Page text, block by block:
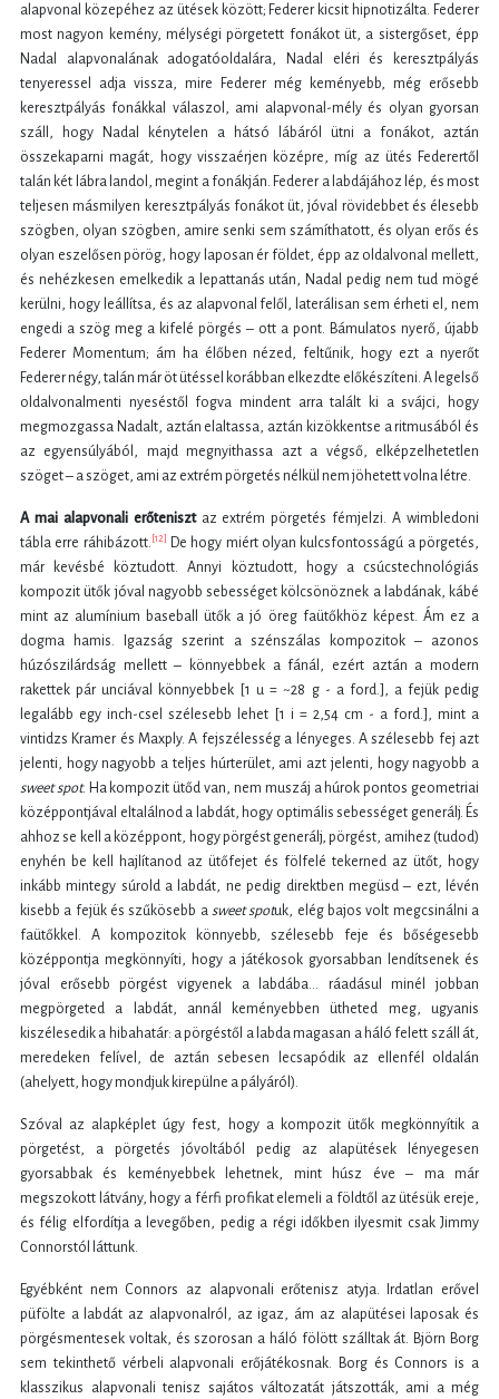
alapvonal közepéhez az ütések között; Federer kicsit hipnotizálta. Federer
most nagyon kemény, mélységi pörgetett fonákot üt, a sistergőset, épp
Nadal alapvonalának adogatóoldalára, Nadal eléri és keresztpályás
tenyeressel adja vissza, mire Federer még keményebb, még erősebb
keresztpályás fonákkal válaszol, ami alapvonal-mély és olyan gyorsan
száll, hogy Nadal kénytelen a hátsó lábáról ütni a fonákot, aztán
összekaparni magát, hogy visszaérjen középre, míg az ütés Federertől
talán két lábra landol, megint a fonákján. Federer a labdájához lép, és most
teljesen másmilyen keresztpályás fonákot üt, jóval rövidebbet és élesebb
szögben, olyan szögben, amire senki sem számíthatott, és olyan erős és
olyan eszelősen pörög, hogy laposan ér földet, épp az oldalvonal mellett,
és nehézkesen emelkedik a lepattanás után, Nadal pedig nem tud mögé
kerülni, hogy leállítsa, és az alapvonal felől, laterálisan sem érheti el, nem
engedi a szög meg a kifelé pörgés – ott a pont. Bámulatos nyerő, újabb
Federer Momentum; ám ha élőben nézed, feltűnik, hogy ezt a nyerőt
Federer négy, talán már öt ütéssel korábban elkezdte előkészíteni. A legelső
oldalvonalmenti nyeséstől fogva mindent arra talált ki a svájci, hogy
megmozgassa Nadalt, aztán elaltassa, aztán kizökkentse a ritmusából és
az egyensúlyából, majd megnyithassa azt a végső, elképzelhetetlen
szöget – a szöget, ami az extrém pörgetés nélkül nem jöhetett volna létre.
A mai alapvonali erőteniszt az extrém pörgetés fémjelzi. A wimbledoni
tábla erre ráhibázott. [12]
De hogy miért olyan kulcsfontosságú a pörgetés,
már kevésbé köztudott. Annyi köztudott, hogy a csúcstechnológiás
kompozit ütők jóval nagyobb sebességet kölcsönöznek a labdának, kábé
mint az alumínium baseball ütők a jó öreg faütőkhöz képest. Ám ez a
dogma hamis. Igazság szerint a szénszálas kompozitok – azonos
húzószilárdság mellett – könnyebbek a fánál, ezért aztán a modern
rakettek pár unciával könnyebbek [1 u = ~28 g - a ford.], a fejük pedig
legalább egy inch-csel szélesebb lehet [1 i = 2,54 cm - a ford.], mint a
vintidzs Kramer és Maxply. A fejszélesség a lényeges. A szélesebb fej azt
jelenti, hogy nagyobb a teljes húrterület, ami azt jelenti, hogy nagyobb a
sweet spot. Ha kompozit ütőd van, nem muszáj a húrok pontos geometriai
középpontjával eltalálnod a labdát, hogy optimális sebességet generálj. És
ahhoz se kell a középpont, hogy pörgést generálj, pörgést, amihez (tudod)
enyhén be kell hajlítanod az ütőfejet és fölfelé tekerned az ütőt, hogy
inkább mintegy súrold a labdát, ne pedig direktben megüsd – ezt, lévén
kisebb a fejük és szűkösebb a sweet spotuk, elég bajos volt megcsinálni a
faütőkkel. A kompozitok könnyebb, szélesebb feje és bőségesebb
középpontja megkönnyíti, hogy a játékosok gyorsabban lendítsenek és
jóval erősebb pörgést vigyenek a labdába… ráadásul minél jobban
megpörgeted a labdát, annál keményebben ütheted meg, ugyanis
kiszélesedik a hibahatár: a pörgéstől a labda magasan a háló felett száll át,
meredeken felível, de aztán sebesen lecsapódik az ellenfél oldalán
(ahelyett, hogy mondjuk kirepülne a pályáról).
Szóval az alapképlet úgy fest, hogy a kompozit ütők megkönnyítik a
pörgetést, a pörgetés jóvoltából pedig az alapütések lényegesen
gyorsabbak és keményebbek lehetnek, mint húsz éve – ma már
megszokott látvány, hogy a férfi profikat elemeli a földtől az ütésük ereje,
és félig elfordítja a levegőben, pedig a régi időkben ilyesmit csak Jimmy
Connorstól láttunk.
Egyébként nem Connors az alapvonali erőtenisz atyja. Irdatlan erővel
püfölte a labdát az alapvonalról, az igaz, ám az alapütései laposak és
pörgésmentesek voltak, és szorosan a háló fölött szálltak át. Björn Borg
sem tekinthető vérbeli alapvonali erőjátékosnak. Borg és Connors is a
klasszikus alapvonali tenisz sajátos változatát játszották, ami a még